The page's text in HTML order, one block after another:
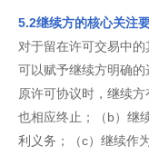
5.2继续方的核心关注
对于留在许可交易中
可以赋予继续方明确
原许可协议时，继续
也相应终止；（b）继
利义务；（c）继续作